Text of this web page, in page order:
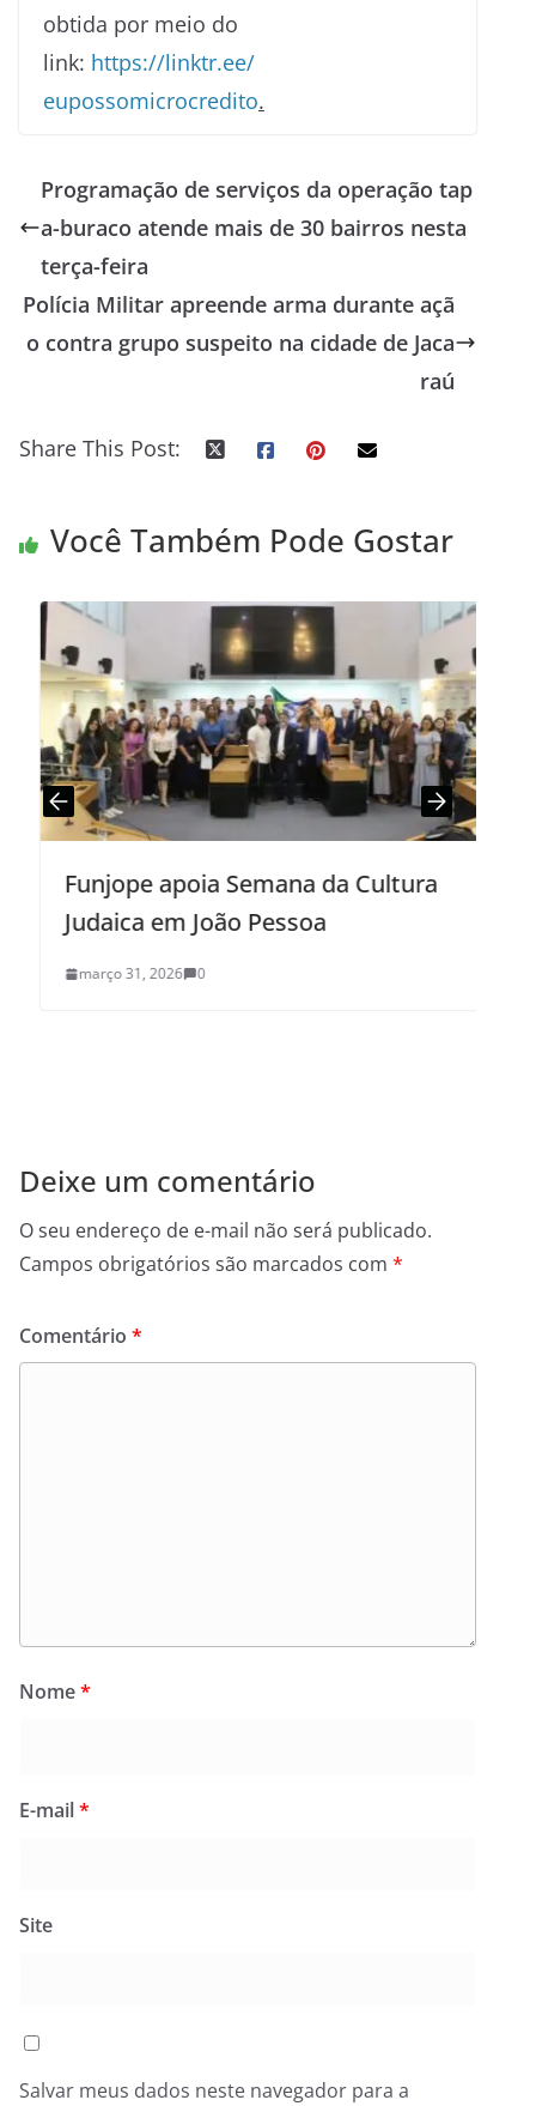
obtida por meio do
link: https://linktr.ee/
eupossomicrocredito.
Programação de serviços da operação tap
a-buraco atende mais de 30 bairros nesta
terça-feira
Polícia Militar apreende arma durante açã
o contra grupo suspeito na cidade de Jaca
raú
Share This Post:
Você Também Pode Gostar
Funjope apoia Semana da Cultura
Judaica em João Pessoa
março 31, 2026 0
Deixe um comentário
O seu endereço de e-mail não será publicado.
Campos obrigatórios são marcados com *
Comentário *
Nome*
E-mail*
Site
Salvar meus dados neste navegador para a